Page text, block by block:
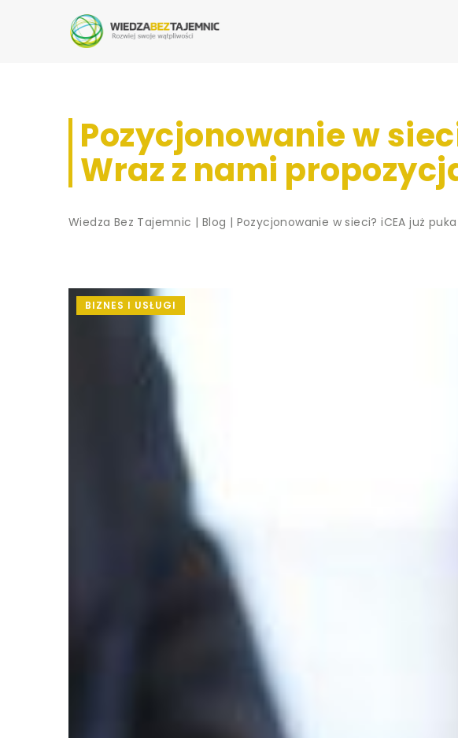
Pozycjonowanie w
Wraz z nami
Wiedza Bez Tajemnic | Blog | Pozycjonowanie w sieci? iCEA już
BIZNES I USŁUGI
10 | 10 | 2020
Podstawowe rodzaje sejfów
Jedną z najważniejszych potrzeb
każdego człowieka jest poczucie
bezpieczeństwa. Z tego względu warto
zaopatrzyć się w solidny sejf, czyli
specjalną […]